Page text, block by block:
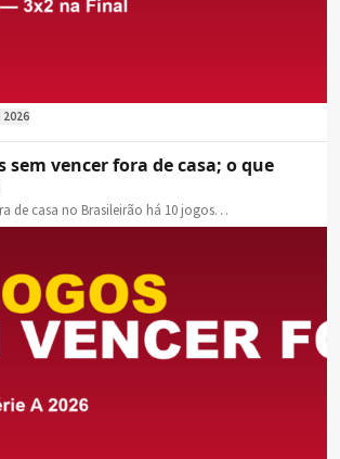
sem vencer fora de casa; o que
de casa no Brasileirão há 10 jogos…